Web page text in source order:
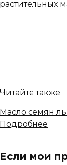
растительных
Читайте также
Масло семян
Подробнее
Если мои